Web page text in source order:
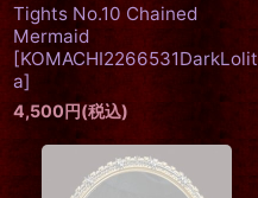
Tights No.10 Chained
Mermaid
[KOMACHI2266531DarkLolit
a]
4,500円(税込)